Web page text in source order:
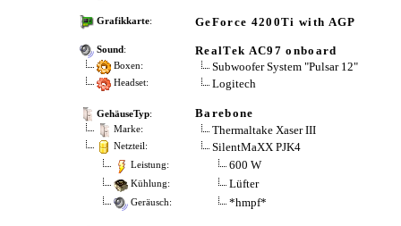
Grafikkarte: GeForce 4200Ti with AGP
Sound: RealTek AC97 onboard
Boxen: Subwoofer System "Pulsar 12"
Headset: Logitech
GehäuseTyp: Barebone
Marke: Thermaltake Xaser III
Netzteil: SilentMaXX PJK4
Leistung: 600 W
Kühlung: Lüfter
Geräusch: *hmpf*